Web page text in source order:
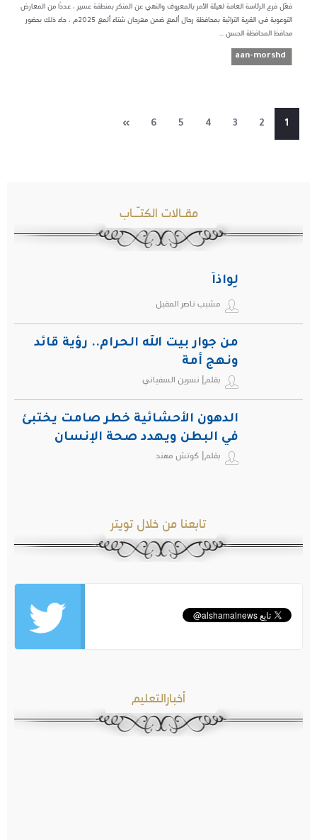
فعّل فرع الرئاسة العامة لهيئة الأمر بالمعروف والنهي عن المنكر بمنطقة عسير ، عددًا من المعارض
التوعوية في القرية التراثية بمحافظة رجال ألمع ضمن مهرجان شتاء ألمع ٢٠٢٥م ، جاء ذلك بحضور
محافظ المحافظة الحسن ...
aan-morshd
1
2
3
4
5
6
»
مقـالات الكتـّـاب
لِواذاً
مشبب ناصر المقبل
من جوار بيت الله الحرام.. رؤية قائد
ونهج أمة
بقلم| نسرين السفياني
الدهون الأحشائية خطر صامت يختبئ
في البطن ويهدد صحة الإنسان
بقلم| كوتش مهند
تابعنا من خلال تويتر
أخبارالتعليم